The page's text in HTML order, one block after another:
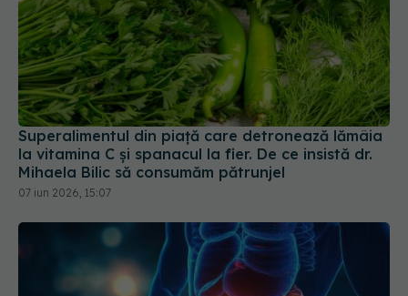
Superalimentul din piață care detronează lămâia
la vitamina C și spanacul la fier. De ce insistă dr.
Mihaela Bilic să consumăm pătrunjel
07 iun 2026, 15:07